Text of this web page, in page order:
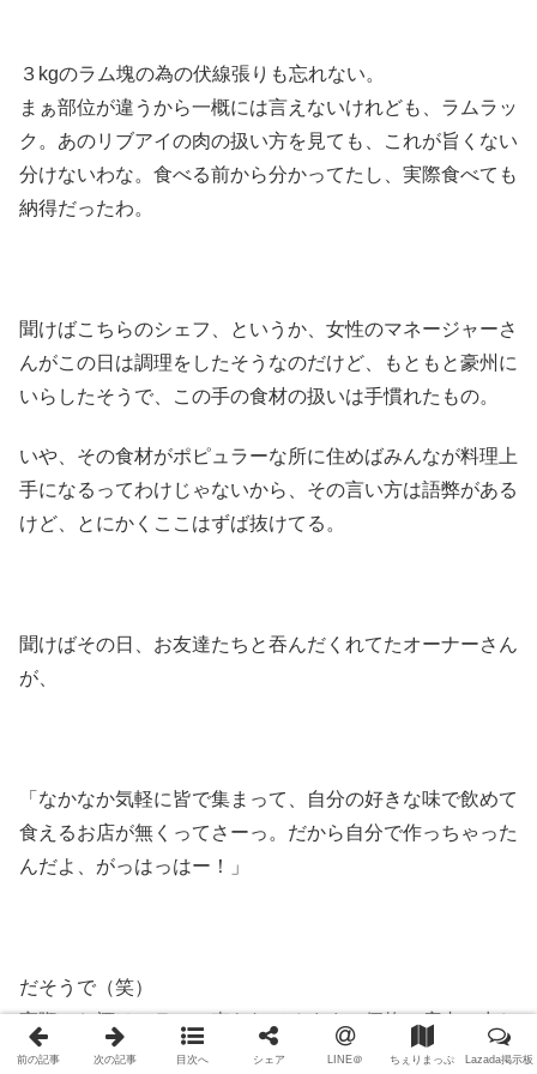
３kgのラム塊の為の伏線張りも忘れない。
まぁ部位が違うから一概には言えないけれども、ラムラッ
ク。あのリブアイの肉の扱い方を見ても、これが旨くない
分けないわな。食べる前から分かってたし、実際食べても
納得だったわ。
聞けばこちらのシェフ、というか、女性のマネージャーさ
んがこの日は調理をしたそうなのだけど、もともと豪州に
いらしたそうで、この手の食材の扱いは手慣れたもの。
いや、その食材がポピュラーな所に住めばみんなが料理上
手になるってわけじゃないから、その言い方は語弊がある
けど、とにかくここはずば抜けてる。
聞けばその日、お友達たちと吞んだくれてたオーナーさん
が、
「なかなか気軽に皆で集まって、自分の好きな味で飲めて
食えるお店が無くってさーっ。だから自分で作っちゃった
んだよ、がっはっはー！」
だそうで（笑）
実際、お酒はセラーで売られてるままの価格で店内に出し
てるし（グラスの仕様代とかどうなっとんねん）料理も破
前の記事 次の記事 目次へ シェア LINE＠ ちぇりまっぷ Lazada掲示板